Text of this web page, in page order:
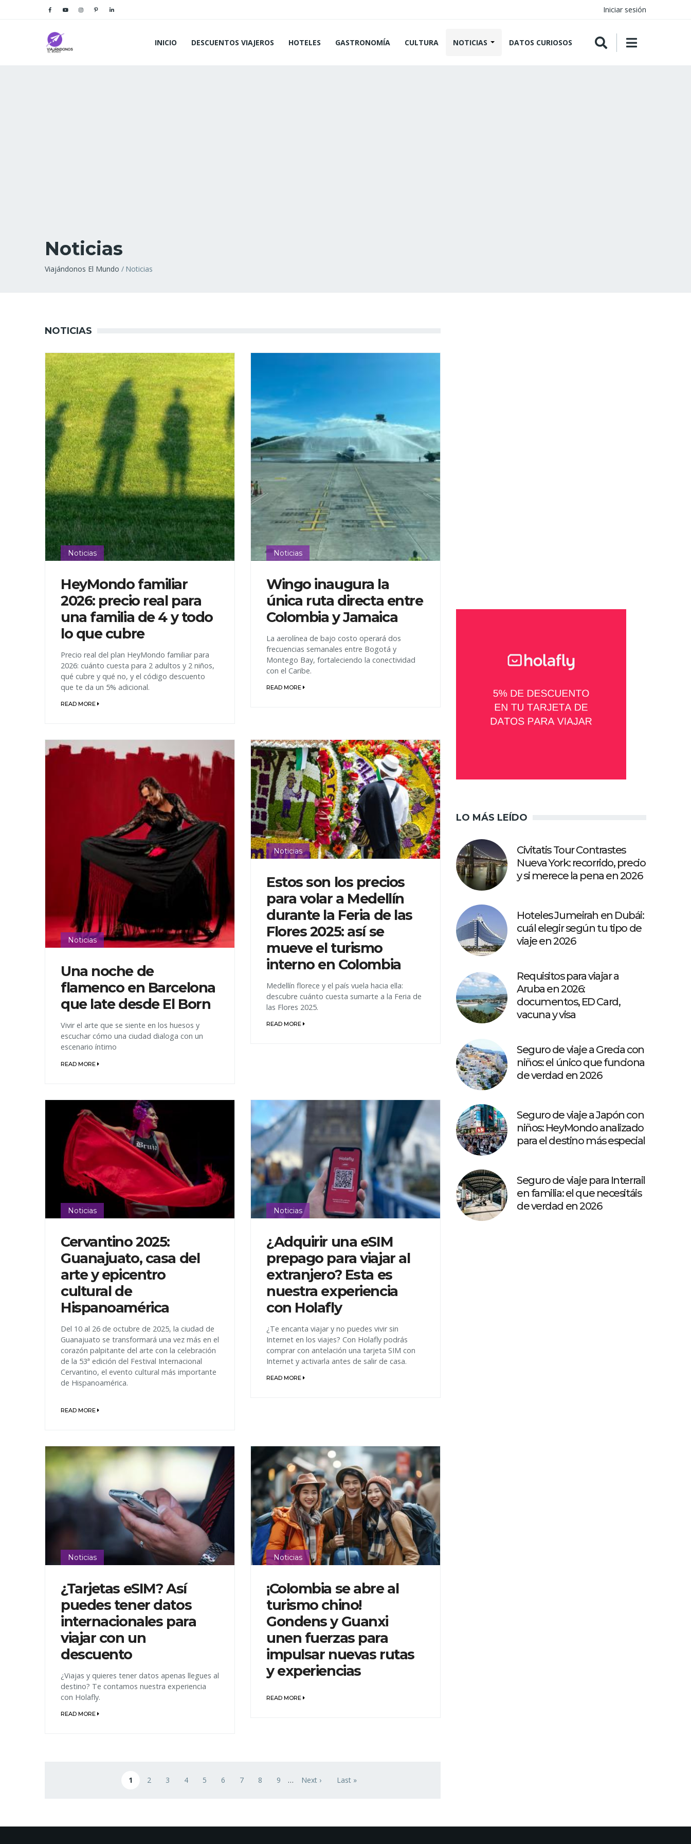
Iniciar sesión
INICIO DESCUENTOS VIAJEROS HOTELES GASTRONOMÍA CULTURA NOTICIAS DATOS CURIOSOS
Noticias
Sobrescribir
ayuda
a
la
navegación
Viajándonos El Mundo Noticias
NOTICIAS
Noticias
HeyMondo familiar
2026: precio real para
una familia de 4 y todo
lo que cubre
Precio real del plan HeyMondo familiar para
2026: cuánto cuesta para 2 adultos y 2 niños,
qué cubre y qué no, y el código descuento
que te da un 5% adicional.
READ MORE
Noticias
Wingo inaugura la
única ruta directa entre
Colombia y Jamaica
La aerolínea de bajo costo operará dos
frecuencias semanales entre Bogotá y
Montego Bay, fortaleciendo la conectividad
con el Caribe.
READ MORE
Noticias
Una noche de
flamenco en Barcelona
que late desde El Born
Vivir el arte que se siente en los huesos y
escuchar cómo una ciudad dialoga con un
escenario íntimo
READ MORE
Noticias
Estos son los precios
para volar a Medellín
durante la Feria de las
Flores 2025: así se
mueve el turismo
interno en Colombia
Medellín florece y el país vuela hacia ella:
descubre cuánto cuesta sumarte a la Feria de
las Flores 2025.
READ MORE
Noticias
Cervantino 2025:
Guanajuato, casa del
arte y epicentro
cultural de
Hispanoamérica
Del 10 al 26 de octubre de 2025, la ciudad de
Guanajuato se transformará una vez más en el
corazón palpitante del arte con la celebración
de la 53ª edición del Festival Internacional
Cervantino, el evento cultural más importante
de Hispanoamérica.
READ MORE
Noticias
¿Adquirir una eSIM
prepago para viajar al
extranjero? Esta es
nuestra experiencia
con Holafly
¿Te encanta viajar y no puedes vivir sin
Internet en los viajes? Con Holafly podrás
comprar con antelación una tarjeta SIM con
Internet y activarla antes de salir de casa.
READ MORE
Noticias
¿Tarjetas eSIM? Así
puedes tener datos
internacionales para
viajar con un
descuento
¿Viajas y quieres tener datos apenas llegues al
destino? Te contamos nuestra experiencia
con Holafly.
READ MORE
Noticias
¡Colombia se abre al
turismo chino!
Gondens y Guanxi
unen fuerzas para
impulsar nuevas rutas
y experiencias
READ MORE
Página actual
1 Página
2 Página
3 Página
4 Página
5 Página
6 Página
7 Página
8 Página
9 … Siguiente página
Next › Última página
Last »
LO MÁS LEÍDO
Civitatis Tour Contrastes
Nueva York: recorrido, precio
y si merece la pena en 2026
Hoteles Jumeirah en Dubái:
cuál elegir según tu tipo de
viaje en 2026
Requisitos para viajar a
Aruba en 2026:
documentos, ED Card,
vacuna y visa
Seguro de viaje a Grecia con
niños: el único que funciona
de verdad en 2026
Seguro de viaje a Japón con
niños: HeyMondo analizado
para el destino más especial
Seguro de viaje para Interrail
en familia: el que necesitáis
de verdad en 2026